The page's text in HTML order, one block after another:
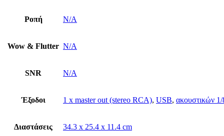
Ροπή N/A
Wow & Flutter N/A
SNR N/A
Έξοδοι 1 x master out (stereo RCA), USB, ακουστικών 1/
Διαστάσεις 34.3 x 25.4 x 11.4 cm